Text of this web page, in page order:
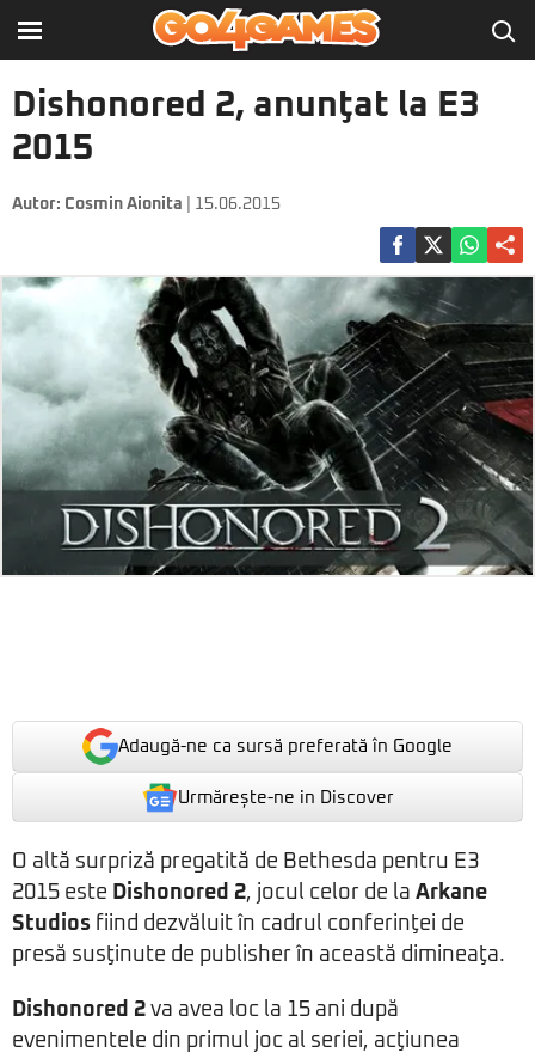
Dishonored 2, anunţat la E3
2015
Autor: Cosmin Aionita | 15.06.2015
Adaugă-ne ca sursă preferată în Google
Urmărește-ne in Discover
O altă surpriză pregatită de Bethesda pentru E3
2015 este Dishonored 2, jocul celor de la Arkane
Studios fiind dezvăluit în cadrul conferinţei de
presă susţinute de publisher în această dimineaţa.
Dishonored 2 va avea loc la 15 ani după
evenimentele din primul joc al seriei, acţiunea